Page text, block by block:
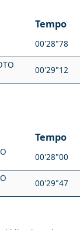
Tempo
00'28"78
00'29"12
Tempo
00'28"00
00'29"47